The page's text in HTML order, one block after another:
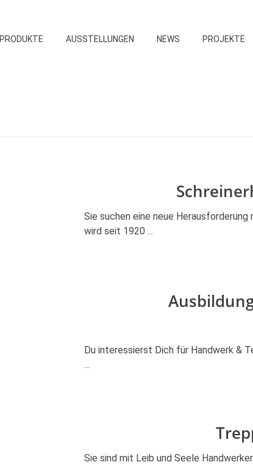
PRODUKTE AUSSTELLUNGEN NEWS PROJEKTE
Sie suchen eine neue
wird seit 1920 ...
Du interessierst Dich für Handwerk &
...
Sie sind mit Leib und Seele